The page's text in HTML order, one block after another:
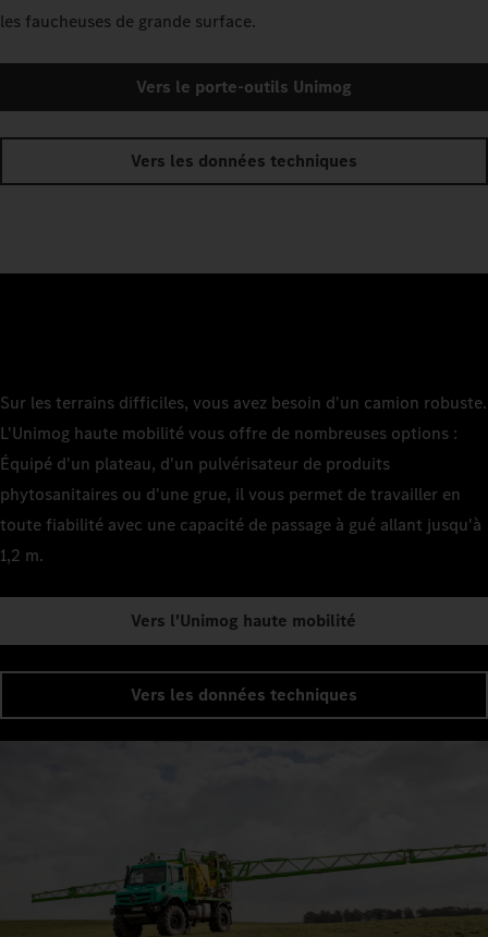
les faucheuses de grande surface.
Vers le porte-outils Unimog
Vers les données techniques
Sur les terrains difficiles, vous avez besoin d'un camion robuste.
L'Unimog haute mobilité vous offre de nombreuses options :
Équipé d'un plateau, d'un pulvérisateur de produits
phytosanitaires ou d'une grue, il vous permet de travailler en
toute fiabilité avec une capacité de passage à gué allant jusqu'à
1,2 m.
Vers l'Unimog haute mobilité
Vers les données techniques